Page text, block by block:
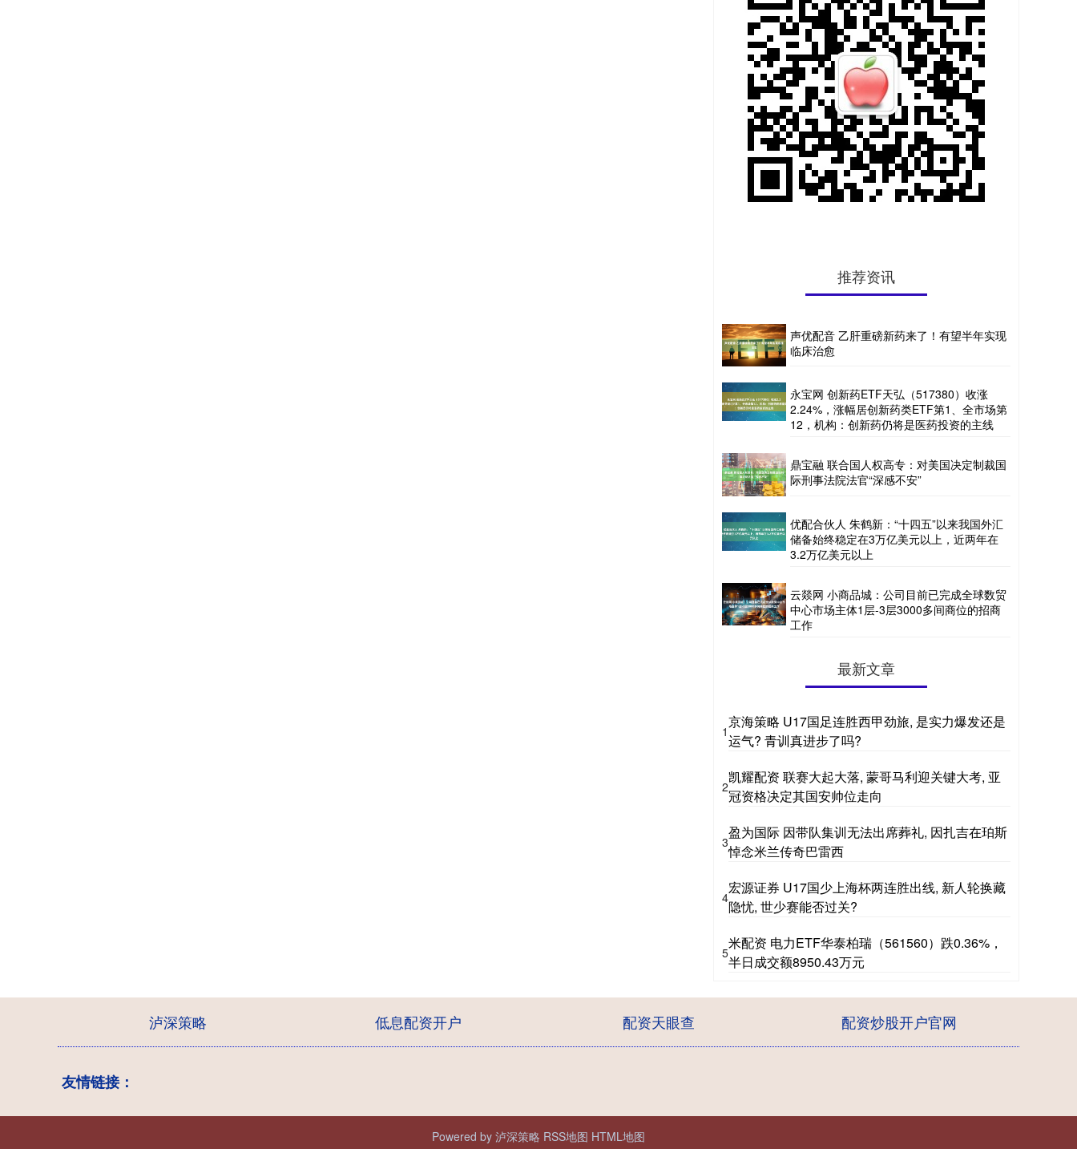
推荐资讯
声优配音 乙肝重磅新药来了！有望半年实现
临床治愈
永宝网 创新药ETF天弘（517380）收涨
2.24%，涨幅居创新药类ETF第1、全市场第
12，机构：创新药仍将是医药投资的主线
鼎宝融 联合国人权高专：对美国决定制裁国
际刑事法院法官“深感不安”
优配合伙人 朱鹤新：“十四五”以来我国外汇
储备始终稳定在3万亿美元以上，近两年在
3.2万亿美元以上
云燚网 小商品城：公司目前已完成全球数贸
中心市场主体1层-3层3000多间商位的招商
工作
最新文章
1
京海策略 U17国足连胜西甲劲旅, 是实力爆发还是
运气? 青训真进步了吗?
2
凯耀配资 联赛大起大落, 蒙哥马利迎关键大考, 亚
冠资格决定其国安帅位走向
3
盈为国际 因带队集训无法出席葬礼, 因扎吉在珀斯
悼念米兰传奇巴雷西
4
宏源证券 U17国少上海杯两连胜出线, 新人轮换藏
隐忧, 世少赛能否过关?
5
米配资 电力ETF华泰柏瑞（561560）跌0.36%，
半日成交额8950.43万元
泸深策略 低息配资开户 配资天眼查 配资炒股开户官网
友情链接：
Powered by 泸深策略 RSS地图 HTML地图